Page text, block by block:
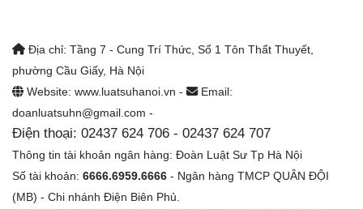
Địa chỉ: Tầng 7 - Cung Trí Thức, Số 1 Tôn Thất Thuyết,
phường Cầu Giấy, Hà Nội
Website: www.luatsuhanoi.vn -
Email:
doanluatsuhn@gmail.com -
Điện thoại: 02437 624 706 - 02437 624 707
Thông tin tài khoản ngân hàng: Đoàn Luật Sư Tp Hà Nội
Số tài khoản: 6666.6959.6666 - Ngân hàng TMCP QUÂN ĐỘI
(MB) - Chi nhánh Điện Biên Phủ.